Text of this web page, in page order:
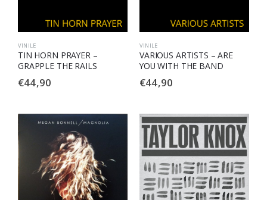
VINILE
TIN HORN PRAYER –
GRAPPLE THE RAILS
€44,90
VINILE
VARIOUS ARTISTS – ARE
YOU WITH THE BAND
€44,90